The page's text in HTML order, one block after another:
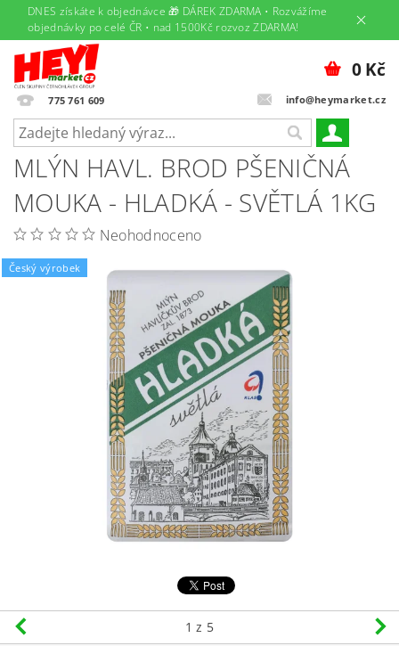
DNES získáte k objednávce 🎁 DÁREK ZDARMA • Rozvážíme
objednávky po celé ČR • nad 1500Kč rozvoz ZDARMA!
775 761 609 info@heymarket.cz
0 Kč
MLÝN HAVL. BROD PŠENIČNÁ
MOUKA - HLADKÁ - SVĚTLÁ 1KG
Neohodnoceno
Český výrobek
1 z 5